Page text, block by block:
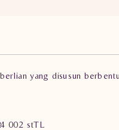
yang disusun
002 stTL